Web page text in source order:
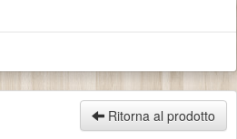
Ritorna al prodotto